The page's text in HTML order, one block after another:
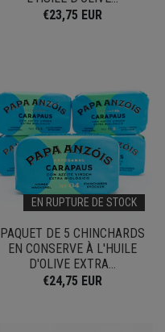
€23,75 EUR
EN RUPTURE DE STOCK
PAQUET DE 5 CHINCHARDS
EN CONSERVE À L'HUILE
D'OLIVE EXTRA...
€24,75 EUR